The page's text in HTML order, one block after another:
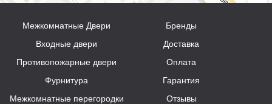
Межкомнатные Двери
Входные двери
Противопожарные двери
Фурнитура
Межкомнатные перегородки
Бренды
Доставка
Оплата
Гарантия
Отзывы